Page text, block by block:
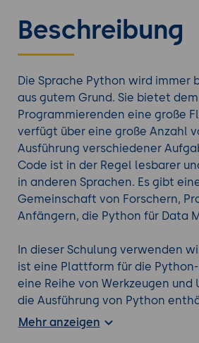
Beschreibung
Die Sprache Python wird immer
aus gutem Grund. Sie bietet dem
Programmierenden eine große
verfügt über eine große Anzahl
Ausführung verschiedener
Code ist in der Regel lesbarer
in anderen Sprachen. Es gibt
Gemeinschaft von Forschern,
Anfängern, die Python für Data
In dieser Schulung verwenden
ist eine Plattform für die
eine Reihe von Werkzeugen und
die Ausführung von Python
Funktionen als den Standard-
Mehr anzeigen